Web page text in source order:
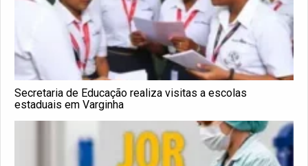
Secretaria de Educação realiza visitas a escolas
estaduais em Varginha